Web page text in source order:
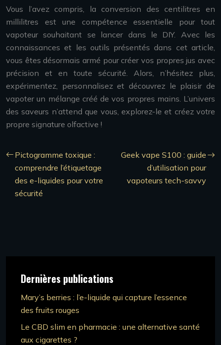
Vous l’avez compris, la conversion des centilitres en
millilitres est une compétence essentielle pour tout
vapoteur souhaitant se lancer dans le DIY. Avec les
connaissances et les outils présentés dans cet article,
vous êtes désormais armé pour créer vos propres jus avec
précision et en toute sécurité. Alors, n’hésitez plus,
expérimentez, personnalisez et découvrez le plaisir de
vapoter un mélange créé de vos propres mains. L’univers
des saveurs n’attend que vous, explorez-le et créez votre
propre signature olfactive !
Pictogramme toxique :
comprendre l’étiquetage
des e-liquides pour votre
sécurité
Geek vape S100 : guide
d’utilisation pour
vapoteurs tech-savvy
Dernières publications
Mary’s berries : l’e-liquide qui capture l’essence
des fruits rouges
Le CBD slim en pharmacie : une alternative santé
aux cigarettes ?